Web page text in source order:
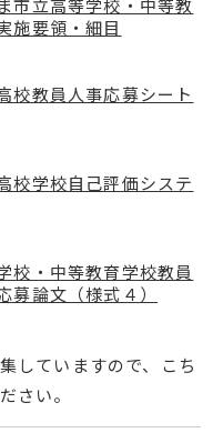
市立高等学校・中等教
施要領・細目
校教員人事応募シート
校学校自己評価システ
校・中等教育学校教員
募論文（様式４）
していますので、こち
さい。